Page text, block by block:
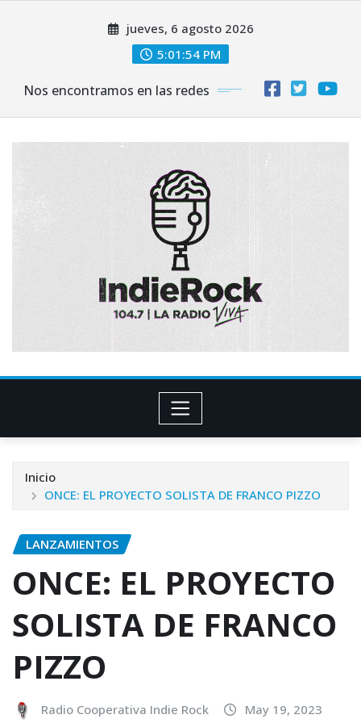
jueves, 6 agosto 2026
5:01:56 PM
Nos encontramos en las redes
Inicio
ONCE: EL PROYECTO SOLISTA DE FRANCO PIZZO
LANZAMIENTOS
ONCE: EL PROYECTO
SOLISTA DE FRANCO
PIZZO
Radio Cooperativa Indie Rock
May 19, 2023